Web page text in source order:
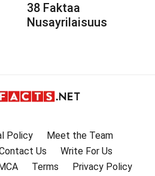
38 Faktaa
Nusayrilaisuus
Policy
Meet the Team
Us
Write For Us
Terms
Privacy Policy